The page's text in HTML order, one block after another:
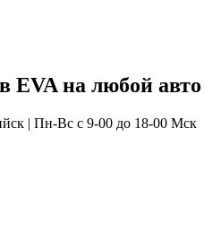
EVA ​на любой авто
| Пн-Вс с 9-00 до 18-00 Мск